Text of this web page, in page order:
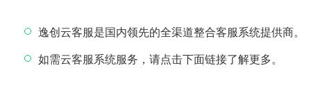
逸创云客服是国内领先的全渠道整合客服系统提供商。
如需云客服系统服务，请点击下面链接了解更多。